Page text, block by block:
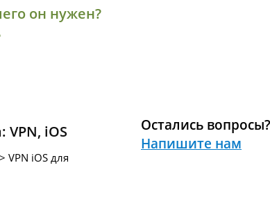
он нужен?
VPN, iOS
VPN iOS для
Остались вопросы?
Напишите нам